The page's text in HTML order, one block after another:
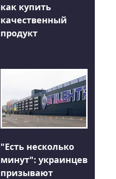
как купить
качественный
продукт
"Есть несколько
минут": украинцев
призывают